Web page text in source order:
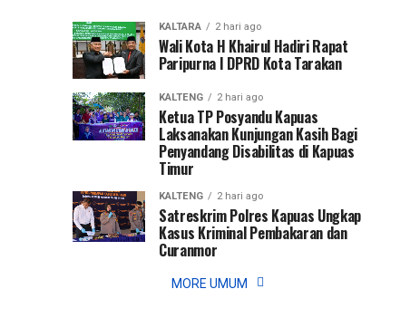
KALTARA 2 hari ago
Wali Kota H Khairul Hadiri Rapat
Paripurna I DPRD Kota Tarakan
KALTENG 2 hari ago
Ketua TP Posyandu Kapuas
Laksanakan Kunjungan Kasih Bagi
Penyandang Disabilitas di Kapuas
Timur
KALTENG 2 hari ago
Satreskrim Polres Kapuas Ungkap
Kasus Kriminal Pembakaran dan
Curanmor
MORE UMUM